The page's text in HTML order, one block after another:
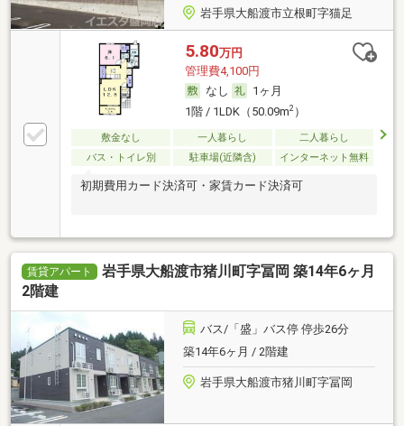
岩手県大船渡市立根町字猫足
5.80万円
管理費4,100円
なし
1ヶ月
1階 / 1LDK（50.09m2）
敷金なし 一人暮らし
二人暮らし
バス・トイレ別
駐車場(近隣含) インターネット無料
初期費用カード決済可・家賃カード決済可
賃貸アパート
岩手県大船渡市猪川町字冨岡 築14年6ヶ月
2階建
バス/「盛」バス停 停歩26分
築14年6ヶ月 / 2階建
岩手県大船渡市猪川町字冨岡